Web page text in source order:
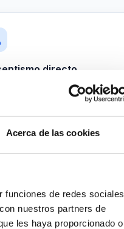
Acerca de las cookies
funciones de redes sociales
nuestros partners de
les haya proporcionado o
directo